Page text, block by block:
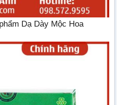
Dạ Dày Mộc Hoa